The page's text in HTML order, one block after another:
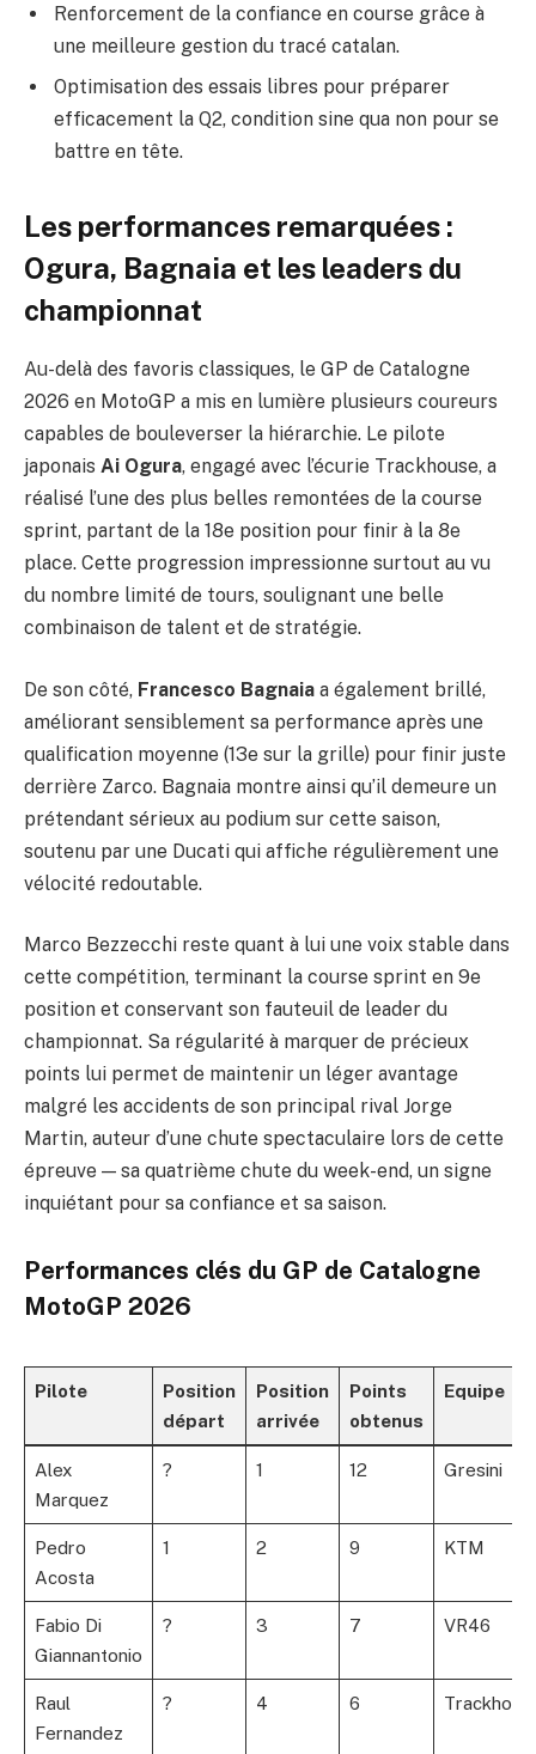
Renforcement de la confiance en course grâce à
une meilleure gestion du tracé catalan.
Optimisation des essais libres pour préparer
efficacement la Q2, condition sine qua non pour se
battre en tête.
Les performances remarquées :
Ogura, Bagnaia et les leaders du
championnat
Au-delà des favoris classiques, le GP de Catalogne
2026 en MotoGP a mis en lumière plusieurs coureurs
capables de bouleverser la hiérarchie. Le pilote
japonais Ai Ogura, engagé avec l’écurie Trackhouse, a
réalisé l’une des plus belles remontées de la course
sprint, partant de la 18e position pour finir à la 8e
place. Cette progression impressionne surtout au vu
du nombre limité de tours, soulignant une belle
combinaison de talent et de stratégie.
De son côté, Francesco Bagnaia a également brillé,
améliorant sensiblement sa performance après une
qualification moyenne (13e sur la grille) pour finir juste
derrière Zarco. Bagnaia montre ainsi qu’il demeure un
prétendant sérieux au podium sur cette saison,
soutenu par une Ducati qui affiche régulièrement une
vélocité redoutable.
Marco Bezzecchi reste quant à lui une voix stable dans
cette compétition, terminant la course sprint en 9e
position et conservant son fauteuil de leader du
championnat. Sa régularité à marquer de précieux
points lui permet de maintenir un léger avantage
malgré les accidents de son principal rival Jorge
Martin, auteur d’une chute spectaculaire lors de cette
épreuve — sa quatrième chute du week-end, un signe
inquiétant pour sa confiance et sa saison.
Performances clés du GP de Catalogne
MotoGP 2026
Pilote
Position
départ
Position
arrivée
Points
obtenus
Equipe
Alex
Marquez
? 1 12 Gresini
Pedro
Acosta
1 2 9 KTM
Fabio Di
Giannantonio
? 3 7 VR46
Raul
Fernandez
? 4 6